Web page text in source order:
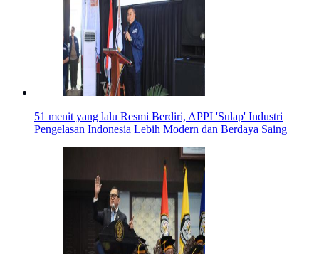
51 menit yang lalu Resmi Berdiri, APPI 'Sulap' Industri
Pengelasan Indonesia Lebih Modern dan Berdaya Saing